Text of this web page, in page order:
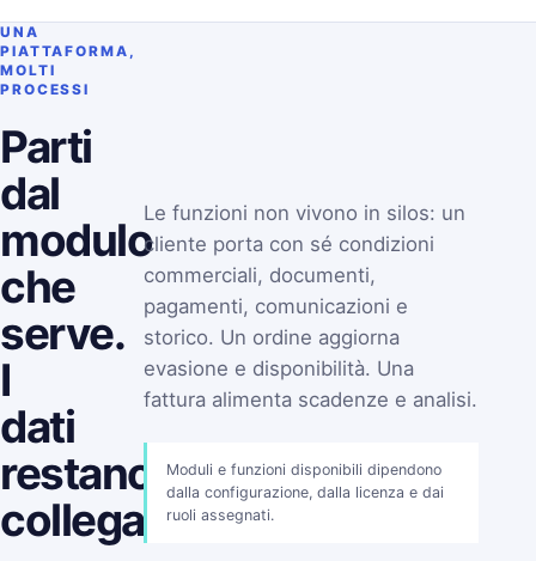
UNA
PIATTAFORMA,
MOLTI
PROCESSI
Parti
dal
modulo
che
serve.
I
dati
restano
collegati.
Le funzioni non vivono in silos: un
cliente porta con sé condizioni
commerciali, documenti,
pagamenti, comunicazioni e
storico. Un ordine aggiorna
evasione e disponibilità. Una
fattura alimenta scadenze e analisi.
Moduli e funzioni disponibili dipendono
dalla configurazione, dalla licenza e dai
ruoli assegnati.